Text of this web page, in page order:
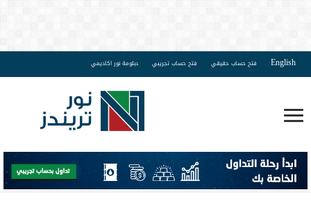
English فتح حساب حقيقي فتح حساب تجريبي دبلومة نور اكاديمي